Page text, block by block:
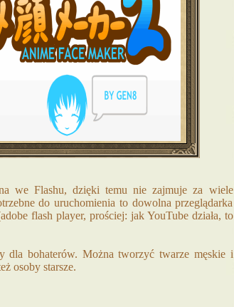
we Flashu, dzięki temu nie zajmuje za wiele
do uruchomienia to dowolna przeglądarka
flash player, prościej: jak YouTube działa, to
dla bohaterów. Można tworzyć twarze męskie i
osoby starsze.